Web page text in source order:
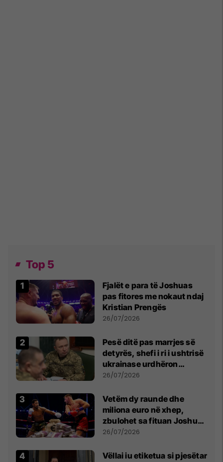
Top 5
Fjalët e para të Joshuas
pas fitores me nokaut ndaj
Kristian Prengës
26/07/2026
Pesë ditë pas marrjes së
detyrës, shefi i ri i ushtrisë
ukrainase urdhëron
kontroll të madh
26/07/2026
Vetëm dy raunde dhe
miliona euro në xhep,
zbulohet sa fituan Joshua
e Prenga
26/07/2026
Vëllai iu etiketua si pjesëtar